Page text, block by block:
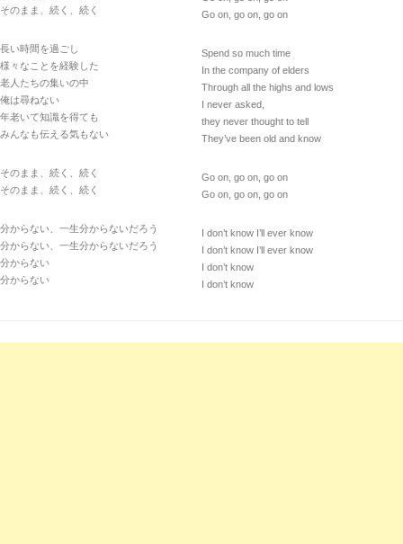
そのまま、続く、続く
長い時間を過ごし
様々なことを経験した
老人たちの集いの中
俺は尋ねない
年老いて知識を得ても
みんなも伝える気もない
そのまま、続く、続く
そのまま、続く、続く
分からない、一生分からないだろう
分からない、一生分からないだろう
分からない
分からない
Go on, go on, go on
Spend so much time
In the company of elders
Through all the highs and lows
I never asked,
they never thought to tell
They’ve been old and know
Go on, go on, go on
Go on, go on, go on
I don’t know I’ll ever know
I don’t know I’ll ever know
I don’t know
I don’t know